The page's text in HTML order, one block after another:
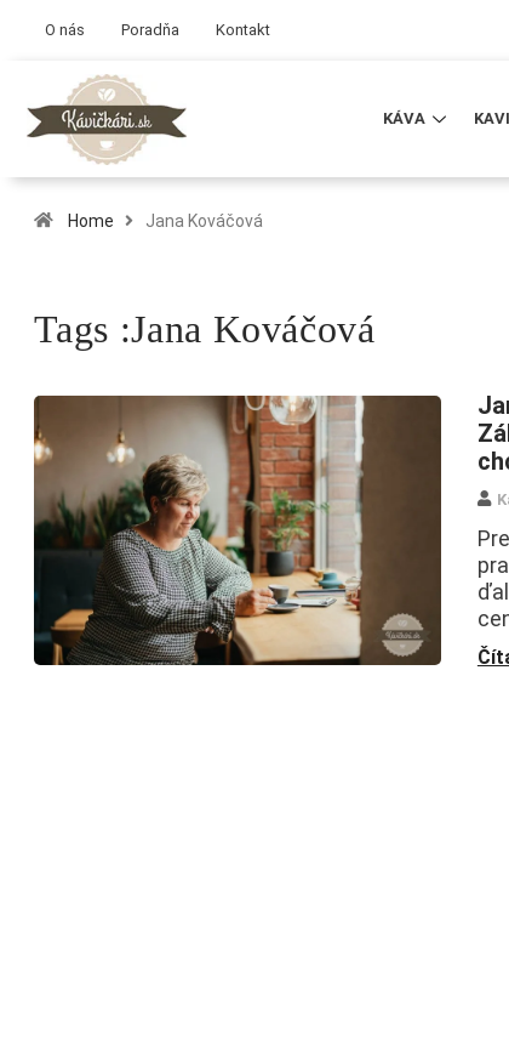
O nás Poradňa Kontakt
KÁVA
Home Jana Kováčová
Tags :Jana Kováčová